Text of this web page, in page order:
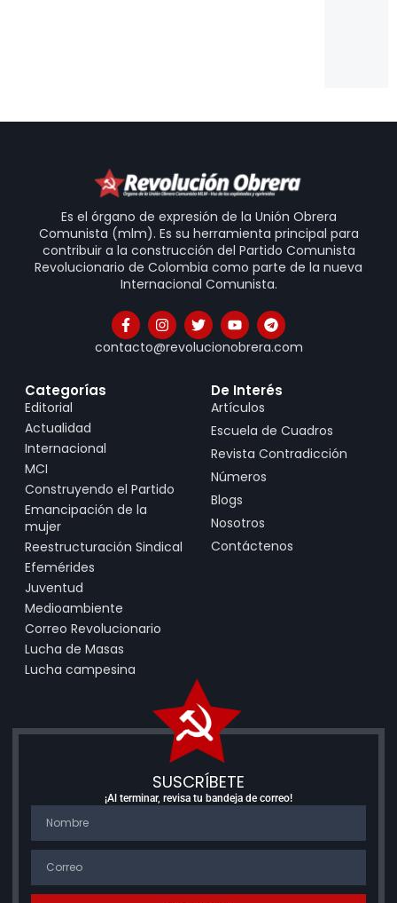
Es el órgano de expresión de la Unión Obrera
Comunista (mlm). Es su herramienta principal para
contribuir a la construcción del Partido Comunista
Revolucionario de Colombia como parte de la nueva
Internacional Comunista.
contacto@revolucionobrera.com
Categorías
Editorial
Actualidad
Internacional
MCI
Construyendo el Partido
Emancipación de la
mujer
Reestructuración Sindical
Efemérides
Juventud
Medioambiente
Correo Revolucionario
Lucha de Masas
Lucha campesina
De Interés
Artículos
Escuela de Cuadros
Revista Contradicción
Números
Blogs
Nosotros
Contáctenos
SUSCRÍBETE
¡Al terminar, revisa tu bandeja de correo!